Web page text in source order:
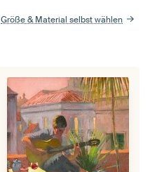
Größe & Material selbst wählen